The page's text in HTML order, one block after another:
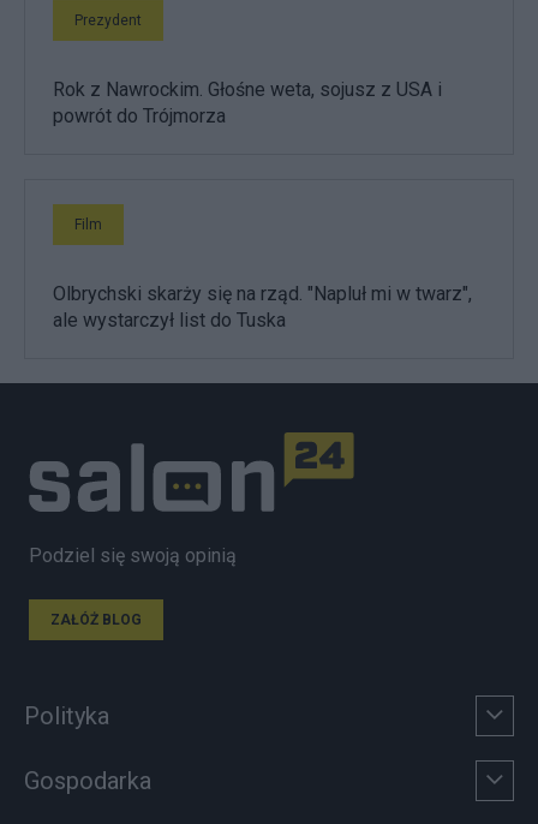
Prezydent
Rok z Nawrockim. Głośne weta, sojusz z USA i
powrót do Trójmorza
Film
Olbrychski skarży się na rząd. "Napluł mi w twarz",
ale wystarczył list do Tuska
Podziel się swoją opinią
ZAŁÓŻ BLOG
Polityka
Gospodarka